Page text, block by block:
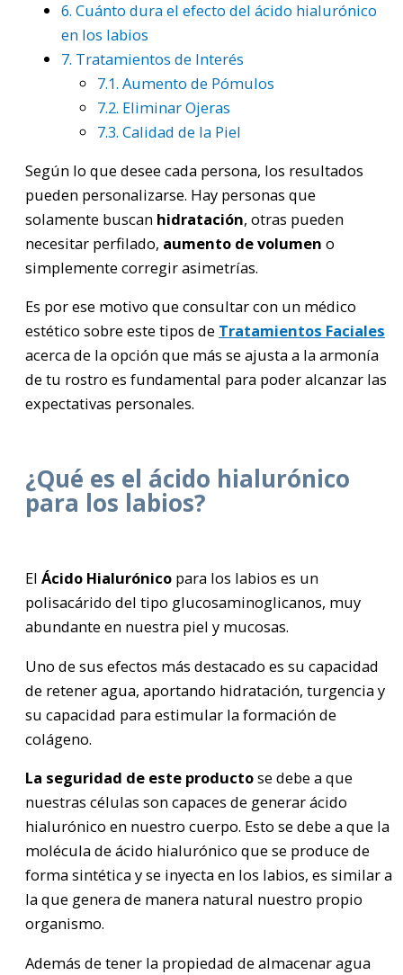
6. Cuánto dura el efecto del ácido hialurónico
en los labios
7. Tratamientos de Interés
7.1. Aumento de Pómulos
7.2. Eliminar Ojeras
7.3. Calidad de la Piel
Según lo que desee cada persona, los resultados
pueden personalizarse. Hay personas que
solamente buscan hidratación, otras pueden
necesitar perfilado, aumento de volumen o
simplemente corregir asimetrías.
Es por ese motivo que consultar con un médico
estético sobre este tipos de Tratamientos Faciales
acerca de la opción que más se ajusta a la armonía
de tu rostro es fundamental para poder alcanzar las
expectativas personales.
¿Qué es el ácido hialurónico
para los labios?
El Ácido Hialurónico para los labios es un
polisacárido del tipo glucosaminoglicanos, muy
abundante en nuestra piel y mucosas.
Uno de sus efectos más destacado es su capacidad
de retener agua, aportando hidratación, turgencia y
su capacidad para estimular la formación de
colágeno.
La seguridad de este productose debe a que
nuestras células son capaces de generar ácido
hialurónico en nuestro cuerpo. Esto se debe a que la
molécula de ácido hialurónico que se produce de
forma sintética y se inyecta en los labios, es similar a
la que genera de manera natural nuestro propio
organismo.
Además de tener la propiedad de almacenar agua